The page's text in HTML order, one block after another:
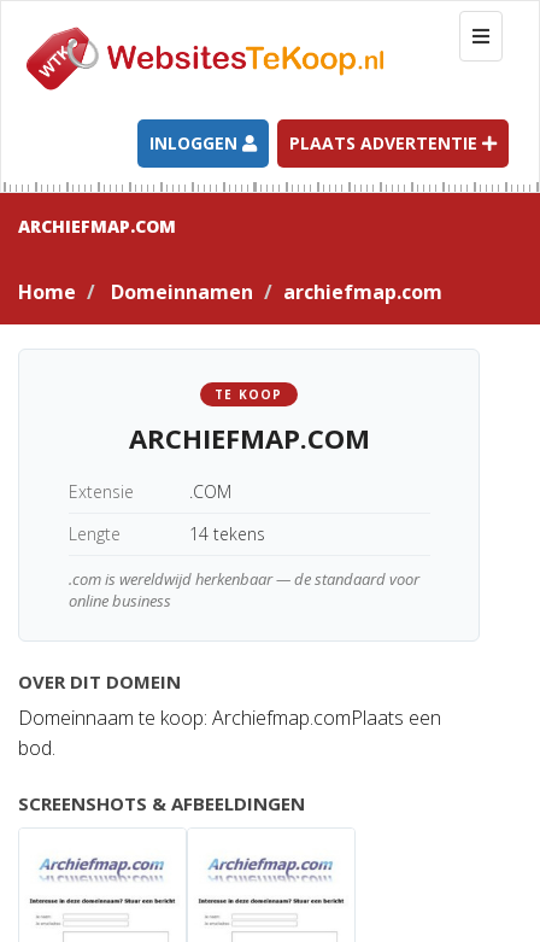
T
o
g
l
e
n
a
t
INLOGGEN PLAATS ADVERTENTIE
ARCHIEFMAP.COM
Home Domeinnamen archiefmap.com
TE KOOP
ARCHIEFMAP.COM
Extensie
.COM
Lengte
14 tekens
.com is wereldwijd herkenbaar — de standaard voor
online business
OVER DIT DOMEIN
Domeinnaam te koop: Archiefmap.comPlaats een
bod.
SCREENSHOTS & AFBEELDINGEN